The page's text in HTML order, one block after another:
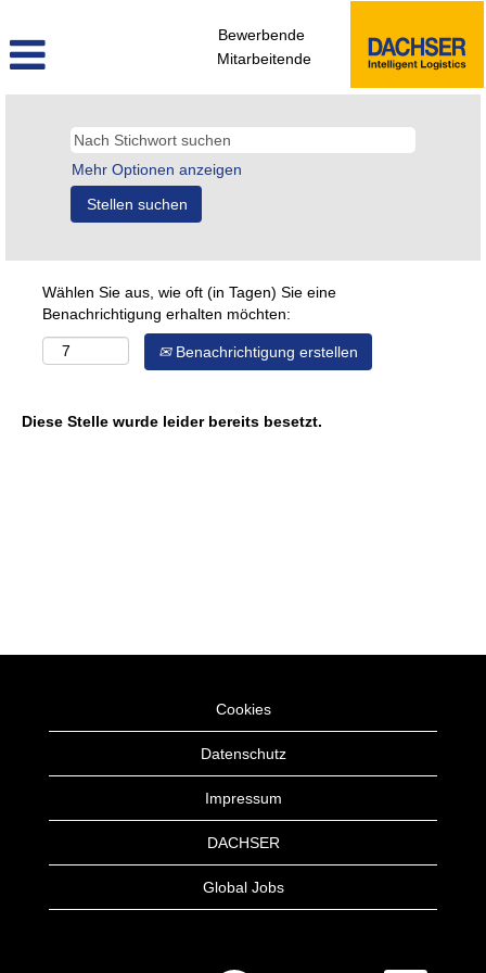
Bewerbende
Mitarbeitende
Mehr Optionen anzeigen
Wählen Sie aus, wie oft (in Tagen) Sie eine
Benachrichtigung erhalten möchten:
Benachrichtigung erstellen
Diese Stelle wurde leider bereits besetzt.
Cookies
Datenschutz
Impressum
DACHSER
Global Jobs